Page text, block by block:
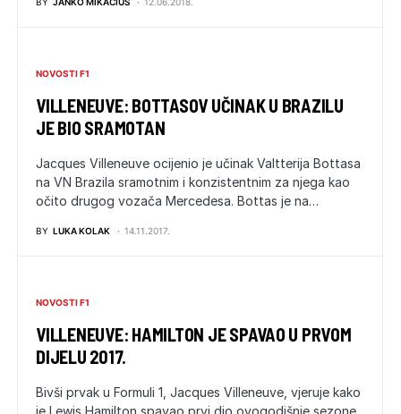
BY JANKO MIKACIUS 12.06.2018.
NOVOSTI F1
VILLENEUVE: BOTTASOV UČINAK U BRAZILU
JE BIO SRAMOTAN
Jacques Villeneuve ocijenio je učinak Valtterija Bottasa
na VN Brazila sramotnim i konzistentnim za njega kao
očito drugog vozača Mercedesa. Bottas je na…
BY LUKA KOLAK 14.11.2017.
NOVOSTI F1
VILLENEUVE: HAMILTON JE SPAVAO U PRVOM
DIJELU 2017.
Bivši prvak u Formuli 1, Jacques Villeneuve, vjeruje kako